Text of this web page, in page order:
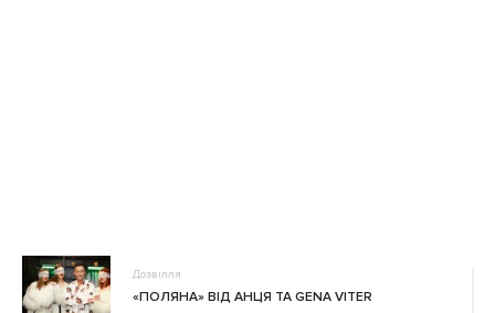
Дозвілля
«ПОЛЯНА» ВІД АНЦЯ ТА GENA VITER